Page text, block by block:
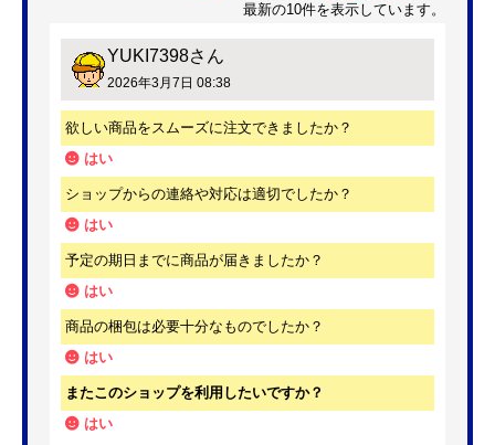
最新の10件を表示しています。
YUKI7398さん
2026年3月7日 08:38
欲しい商品をスムーズに注文できましたか？
はい
ショップからの連絡や対応は適切でしたか？
はい
予定の期日までに商品が届きましたか？
はい
商品の梱包は必要十分なものでしたか？
はい
またこのショップを利用したいですか？
はい